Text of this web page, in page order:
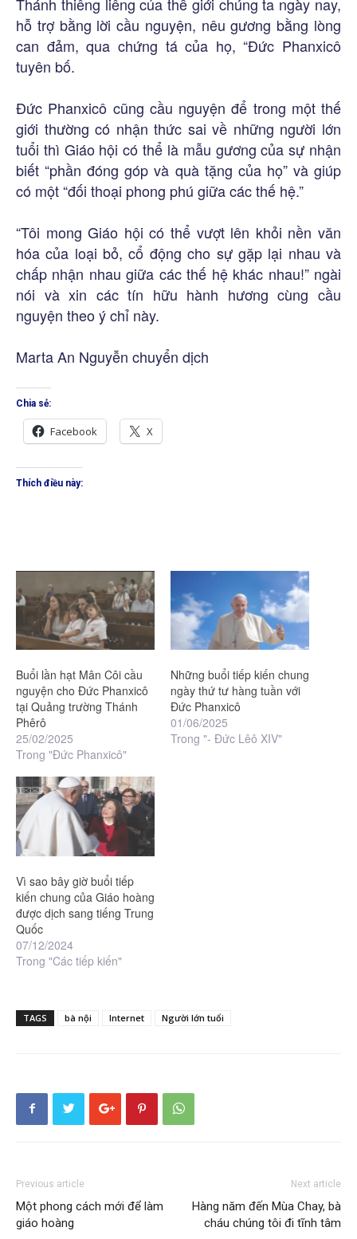
hỗ trợ bằng lời cầu nguyện, nêu gương bằng lòng
can đảm, qua chứng tá của họ, “Đức Phanxicô
tuyên bố.
Đức Phanxicô cũng cầu nguyện để trong một thế
giới thường có nhận thức sai về những người lớn
tuổi thì Giáo hội có thể là mẫu gương của sự nhận
biết “phần đóng góp và quà tặng của họ” và giúp
có một “đối thoại phong phú giữa các thế hệ.”
“Tôi mong Giáo hội có thể vượt lên khỏi nền văn
hóa của loại bỏ, cổ động cho sự gặp lại nhau và
chấp nhận nhau giữa các thế hệ khác nhau!” ngài
nói và xin các tín hữu hành hương cùng cầu
nguyện theo ý chỉ này.
Marta An Nguyễn chuyển dịch
Chia sẻ:
Facebook X
Thích điều này:
Buổi lần hạt Mân Côi cầu
nguyện cho Đức Phanxicô
tại Quảng trường Thánh
Phêrô
25/02/2025
Trong "Đức Phanxicô"
Những buổi tiếp kiến chung
ngày thứ tư hàng tuần với
Đức Phanxicô
01/06/2025
Trong "- Đức Lêô XIV"
Vì sao bây giờ buổi tiếp
kiến chung của Giáo hoàng
được dịch sang tiếng Trung
Quốc
07/12/2024
Trong "Các tiếp kiến"
TAGS bà nội Internet Người lớn tuổi
Previous article
Một phong cách mới để làm
giáo hoàng
Next article
Hàng năm đến Mùa Chay, bà
cháu chúng tôi đi tĩnh tâm